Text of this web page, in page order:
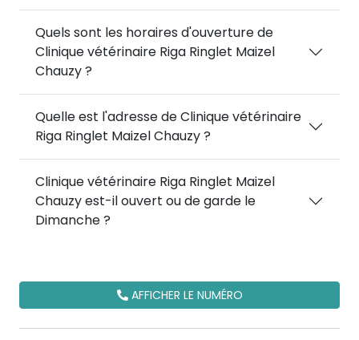
Quels sont les horaires d'ouverture de
Clinique vétérinaire Riga Ringlet Maizel
Chauzy ?
Quelle est l'adresse de Clinique vétérinaire
Riga Ringlet Maizel Chauzy ?
Clinique vétérinaire Riga Ringlet Maizel
Chauzy est-il ouvert ou de garde le
Dimanche ?
AFFICHER LE NUMÉRO